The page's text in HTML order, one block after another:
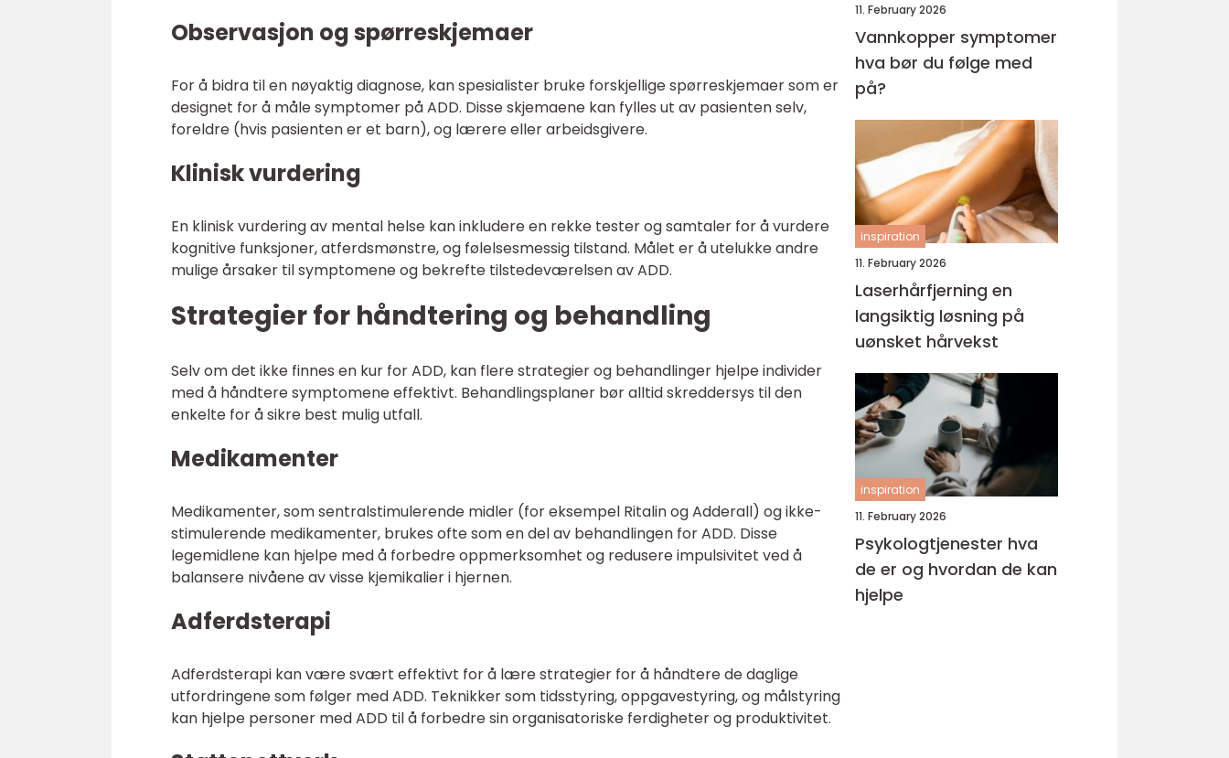
Observasjon og spørreskjemaer
For å bidra til en nøyaktig diagnose, kan spesialister bruke forskjellige spørreskjemaer som er
designet for å måle symptomer på ADD. Disse skjemaene kan fylles ut av pasienten selv,
foreldre (hvis pasienten er et barn), og lærere eller arbeidsgivere.
Klinisk vurdering
En klinisk vurdering av mental helse kan inkludere en rekke tester og samtaler for å vurdere
kognitive funksjoner, atferdsmønstre, og følelsesmessig tilstand. Målet er å utelukke andre
mulige årsaker til symptomene og bekrefte tilstedeværelsen av ADD.
Strategier for håndtering og behandling
Selv om det ikke finnes en kur for ADD, kan flere strategier og behandlinger hjelpe individer
med å håndtere symptomene effektivt. Behandlingsplaner bør alltid skreddersys til den
enkelte for å sikre best mulig utfall.
Medikamenter
Medikamenter, som sentralstimulerende midler (for eksempel Ritalin og Adderall) og ikke-
stimulerende medikamenter, brukes ofte som en del av behandlingen for ADD. Disse
legemidlene kan hjelpe med å forbedre oppmerksomhet og redusere impulsivitet ved å
balansere nivåene av visse kjemikalier i hjernen.
Adferdsterapi
Adferdsterapi kan være svært effektivt for å lære strategier for å håndtere de daglige
utfordringene som følger med ADD. Teknikker som tidsstyring, oppgavestyring, og målstyring
kan hjelpe personer med ADD til å forbedre sin organisatoriske ferdigheter og produktivitet.
11. February 2026
Vannkopper symptomer
hva bør du følge med
på?
inspiration
11. February 2026
Laserhårfjerning en
langsiktig løsning på
uønsket hårvekst
inspiration
11. February 2026
Psykologtjenester hva
de er og hvordan de kan
hjelpe